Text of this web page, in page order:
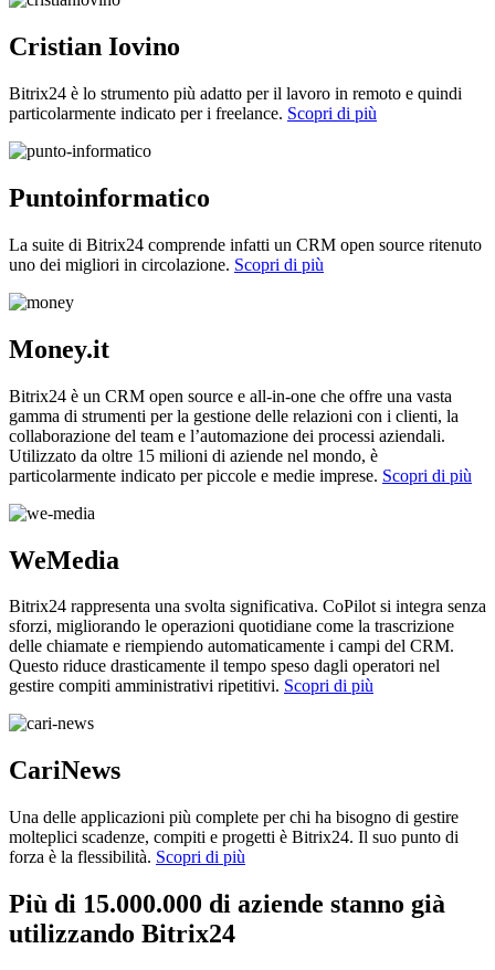
Cristian Iovino
Bitrix24 è lo strumento più adatto per il lavoro in remoto e quindi
particolarmente indicato per i freelance. Scopri di più
Puntoinformatico
La suite di Bitrix24 comprende infatti un CRM open source ritenuto
uno dei migliori in circolazione. Scopri di più
Money.it
Bitrix24 è un CRM open source e all-in-one che offre una vasta
gamma di strumenti per la gestione delle relazioni con i clienti, la
collaborazione del team e l’automazione dei processi aziendali.
Utilizzato da oltre 15 milioni di aziende nel mondo, è
particolarmente indicato per piccole e medie imprese. Scopri di più
WeMedia
Bitrix24 rappresenta una svolta significativa. CoPilot si integra senza
sforzi, migliorando le operazioni quotidiane come la trascrizione
delle chiamate e riempiendo automaticamente i campi del CRM.
Questo riduce drasticamente il tempo speso dagli operatori nel
gestire compiti amministrativi ripetitivi. Scopri di più
CariNews
Una delle applicazioni più complete per chi ha bisogno di gestire
molteplici scadenze, compiti e progetti è Bitrix24. Il suo punto di
forza è la flessibilità. Scopri di più
Più di 15.000.000 di aziende stanno già
utilizzando Bitrix24